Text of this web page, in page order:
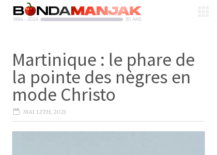
Martinique : le phare de
la pointe des nègres en
mode Christo
MAI 12TH, 2021